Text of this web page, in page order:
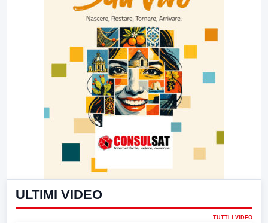
ULTIMI VIDEO
TUTTI I VIDEO